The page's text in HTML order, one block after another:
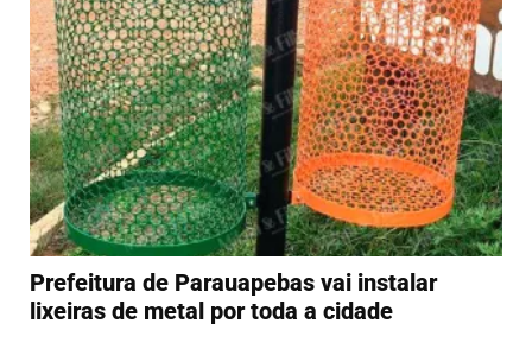
Prefeitura de Parauapebas vai instalar
lixeiras de metal por toda a cidade